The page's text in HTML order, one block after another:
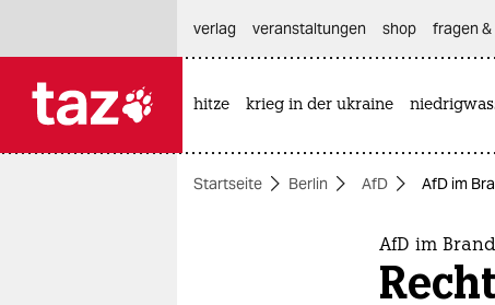
themen
verlag
veranstaltungen shop fragen
hitze krieg in der ukraine
Startseite Berlin AfD AfD im
AfD im